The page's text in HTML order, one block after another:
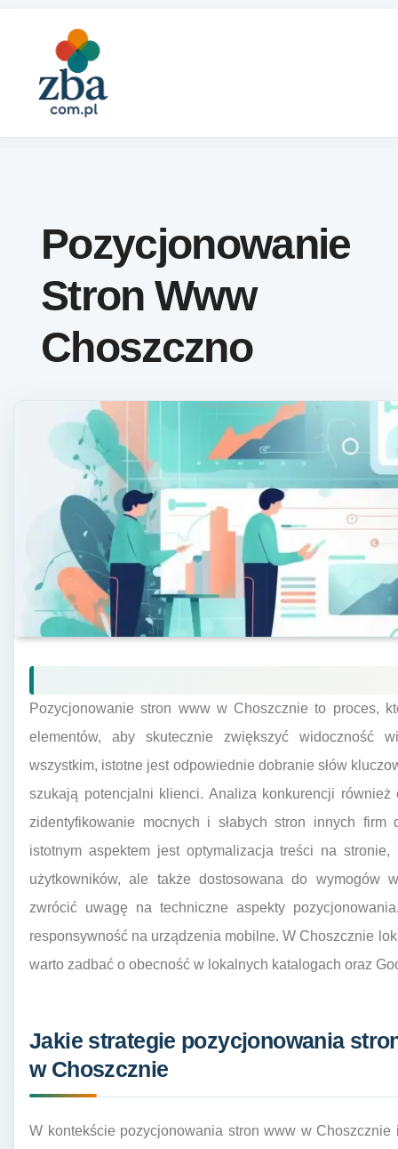
Pozycjonowanie
Stron Www
Choszczno
Pozycjonowanie stron www w Choszcznie to proces,
elementów, aby skutecznie zwiększyć widoczność
wszystkim, istotne jest odpowiednie dobranie słów
szukają potencjalni klienci. Analiza konkurencji
zidentyfikowanie mocnych i słabych stron innych firm
istotnym aspektem jest optymalizacja treści na
użytkowników, ale także dostosowana do wymogów
zwrócić uwagę na techniczne aspekty
responsywność na urządzenia mobilne. W Choszcznie
warto zadbać o obecność w lokalnych katalogach oraz
Jakie strategie pozycjonowania
w Choszcznie
W kontekście pozycjonowania stron www w